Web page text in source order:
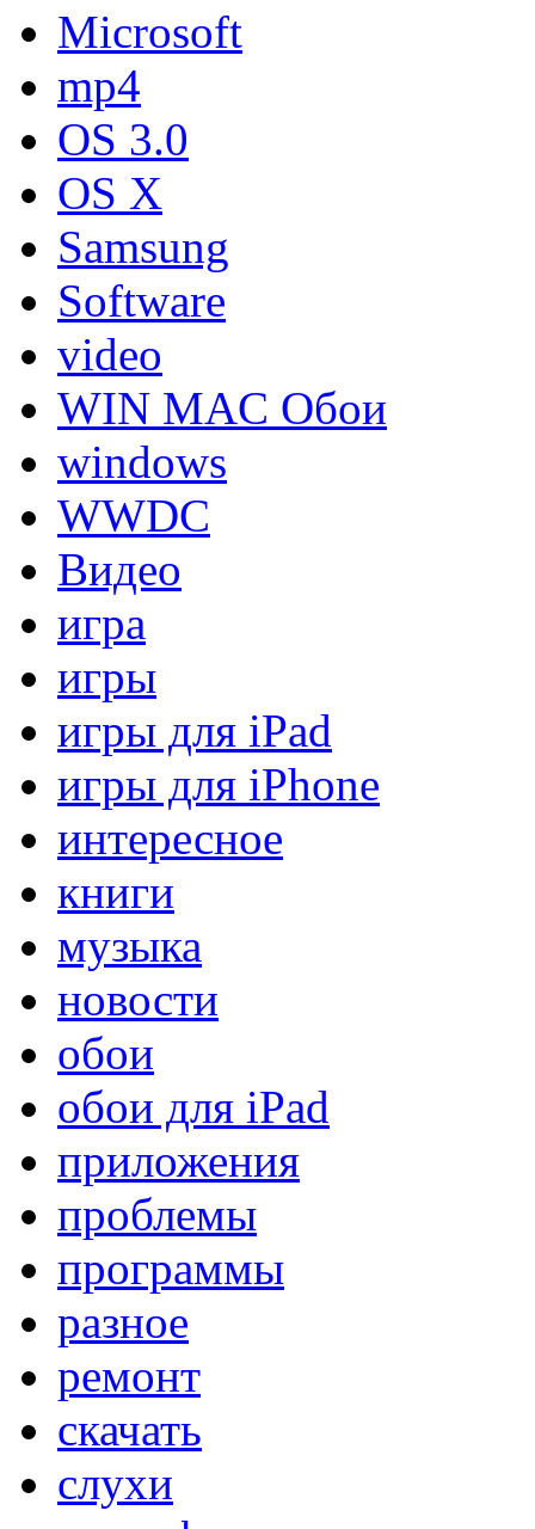
Microsoft
mp4
OS 3.0
OS X
Samsung
Software
video
WIN MAC Обои
windows
WWDC
Видео
игра
игры
игры для iPad
игры для iPhone
интересное
книги
музыка
новости
обои
обои для iPad
приложения
проблемы
программы
разное
ремонт
скачать
слухи